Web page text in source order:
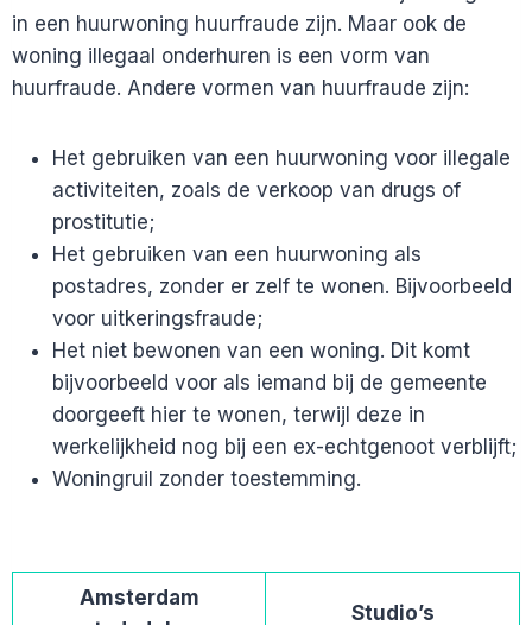
in een huurwoning huurfraude zijn. Maar ook de
woning illegaal onderhuren is een vorm van
huurfraude. Andere vormen van huurfraude zijn:
Het gebruiken van een huurwoning voor illegale
activiteiten, zoals de verkoop van drugs of
prostitutie;
Het gebruiken van een huurwoning als
postadres, zonder er zelf te wonen. Bijvoorbeeld
voor uitkeringsfraude;
Het niet bewonen van een woning. Dit komt
bijvoorbeeld voor als iemand bij de gemeente
doorgeeft hier te wonen, terwijl deze in
werkelijkheid nog bij een ex-echtgenoot verblijft;
Woningruil zonder toestemming.
Amsterdam
Studio’s